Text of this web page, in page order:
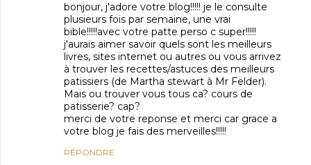
bonjour, j'adore votre blog!!!!! je le consulte
plusieurs fois par semaine, une vrai
bible!!!!!avec votre patte perso c super!!!!!
j'aurais aimer savoir quels sont les meilleurs
livres, sites internet ou autres ou vous arrivez
à trouver les recettes/astuces des meilleurs
patissiers (de Martha stewart à Mr Felder).
Mais ou trouver vous tous ca? cours de
patisserie? cap?
merci de votre reponse et merci car grace a
votre blog je fais des merveilles!!!!!
RÉPONDRE